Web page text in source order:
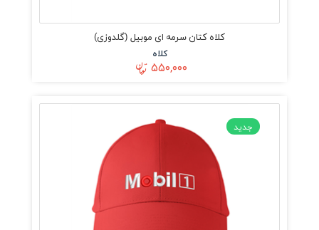
کلاه کتان سرمه ای موبیل (گلدوزی)
کلاه
۵۵۰,۰۰۰
جدید